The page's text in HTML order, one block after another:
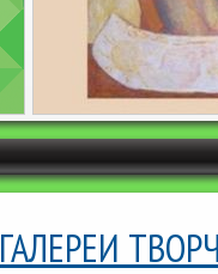
ГАЛЕРЕИ